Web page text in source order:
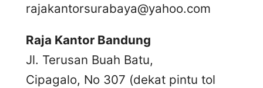
rajakantorsurabaya@yahoo.com
Raja Kantor Bandung
Jl. Terusan Buah Batu,
Cipagalo, No 307 (dekat pintu tol